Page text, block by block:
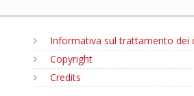
Informativa sul trattamento dei
Copyright
Credits